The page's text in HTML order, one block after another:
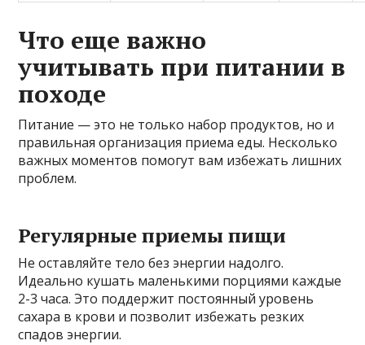
Что еще важно
учитывать при питании в
походе
Питание — это не только набор продуктов, но и
правильная организация приема еды. Несколько
важных моментов помогут вам избежать лишних
проблем.
Регулярные приемы пищи
Не оставляйте тело без энергии надолго.
Идеально кушать маленькими порциями каждые
2-3 часа. Это поддержит постоянный уровень
сахара в крови и позволит избежать резких
спадов энергии.